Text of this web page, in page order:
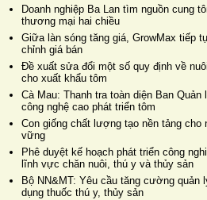
Doanh nghiệp Ba Lan tìm nguồn cung
thương mại hai chiều
Giữa làn sóng tăng giá, GrowMax tiếp
chỉnh giá bán
Đề xuất sửa đổi một số quy định về
cho xuất khẩu tôm
Cà Mau: Thanh tra toàn diện Ban
công nghệ cao phát triển tôm
Con giống chất lượng tạo nền tảng cho
vững
Phê duyệt kế hoạch phát triển công
lĩnh vực chăn nuôi, thú y và thủy sản
Bộ NN&MT: Yêu cầu tăng cường quản
dụng thuốc thú y, thủy sản